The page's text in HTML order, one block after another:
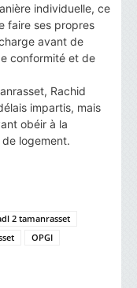
individuelle, ce
faire ses propres
avant de
conformité et de
Rachid
impartis, mais
obéir à la
logement.
2 tamanrasset
OPGI